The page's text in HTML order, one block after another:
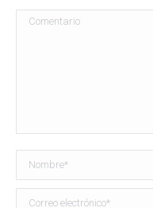
Comentario
Nombre *
Correo electrónico *